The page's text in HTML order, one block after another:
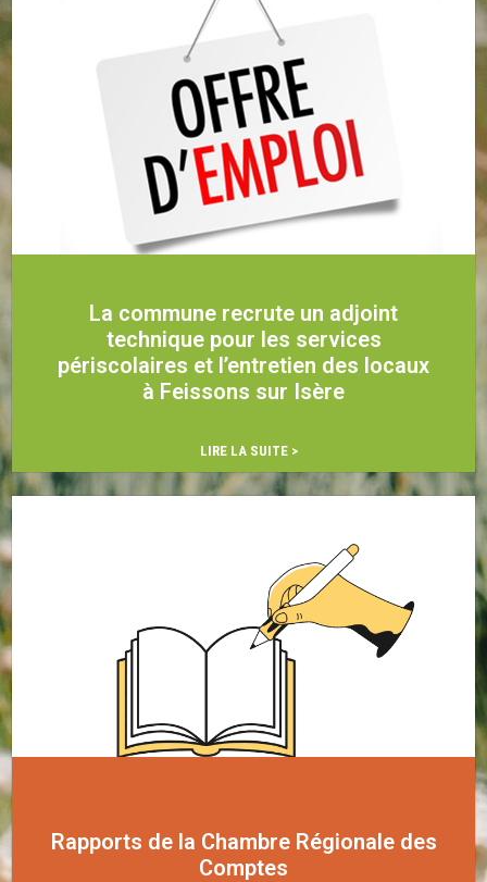
La commune recrute un adjoint
technique pour les services
périscolaires et l’entretien des locaux
à Feissons sur Isère
LIRE LA SUITE >
Rapports de la Chambre Régionale des
Comptes